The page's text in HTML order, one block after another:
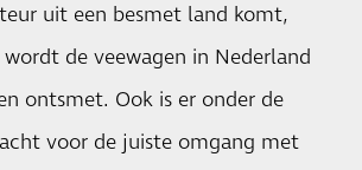
uit een besmet land komt,
de veewagen in Nederland
ontsmet. Ook is er onder de
voor de juiste omgang met